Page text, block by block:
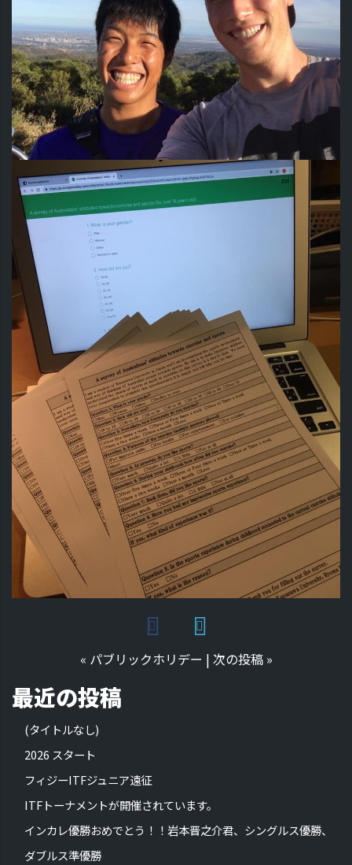
« パブリックホリデー | 次の投稿»
最近の投稿
(タイトルなし)
2026 スタート
フィジーITFジュニア遠征
ITFトーナメントが開催されています。
インカレ優勝おめでとう！！岩本晋之介君、シングルス優勝、
ダブルス準優勝